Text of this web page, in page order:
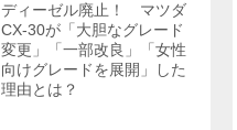
ディーゼル廃止！ マツダ
CX-30が「大胆なグレード
変更」「一部改良」「女性
向けグレードを展開」した
理由とは？